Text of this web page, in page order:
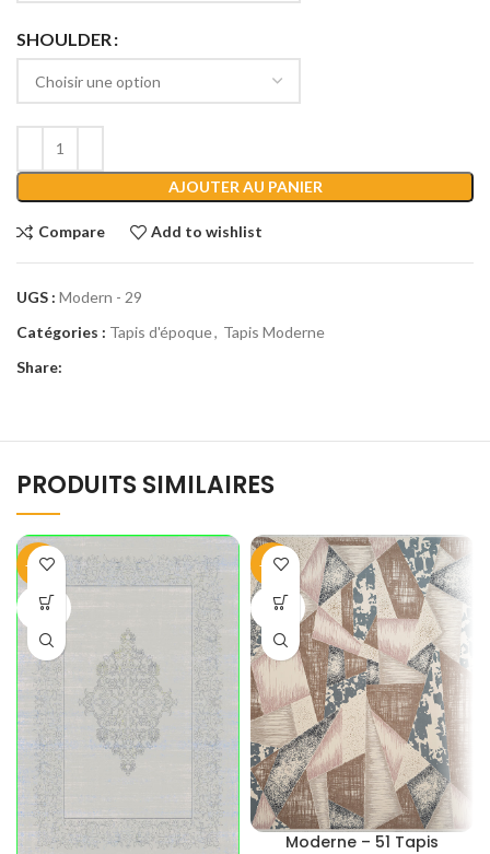
SHOULDER
AJOUTER AU PANIER
Compare Add to wishlist
UGS : Modern - 29
Catégories : Tapis d'époque, Tapis Moderne
Share:
PRODUITS SIMILAIRES
-40%
SOLD
OUT
-40%
SOLD
OUT
Moderne – 51 Tapis